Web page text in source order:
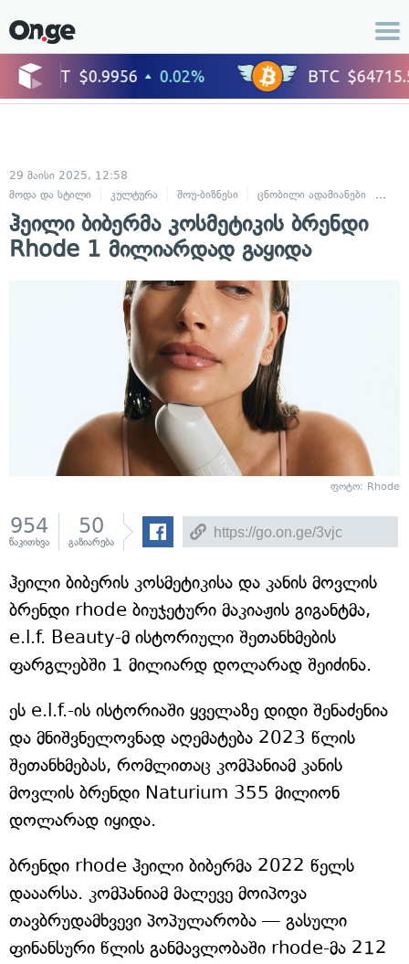
29 მაისი 2025, 12:58
მოდა და სტილი
კულტურა შოუ-ბიზნესი ცნობილი ადამიანები
ჰეილი ბიბერმა კოსმეტიკის ბრენდი
Rhode 1 მილიარდად გაყიდა
ფოტო: Rhode
954
წაკითხვა
50
გაზიარება
ჰეილი ბიბერის კოსმეტიკისა და კანის მოვლის
ბრენდი rhode ბიუჯეტური მაკიაჟის გიგანტმა,
e.l.f. Beauty-მ ისტორიული შეთანხმების
ფარგლებში 1 მილიარდ დოლარად შეიძინა.
ეს e.l.f.-ის ისტორიაში ყველაზე დიდი შენაძენია
და მნიშვნელოვნად აღემატება 2023 წლის
შეთანხმებას, რომლითაც კომპანიამ კანის
მოვლის ბრენდი Naturium 355 მილიონ
დოლარად იყიდა.
ბრენდი rhode ჰეილი ბიბერმა 2022 წელს
დააარსა. კომპანიამ მალევე მოიპოვა
თავბრუდამხვევი პოპულარობა — გასული
ფინანსური წლის განმავლობაში rhode-მა 212